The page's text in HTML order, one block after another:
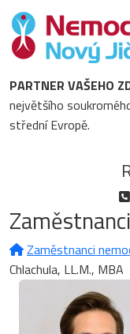
PARTNER VAŠEHO
největšího
střední Evropě.
Zaměstnanci
Chlachula, LL.M., MBA